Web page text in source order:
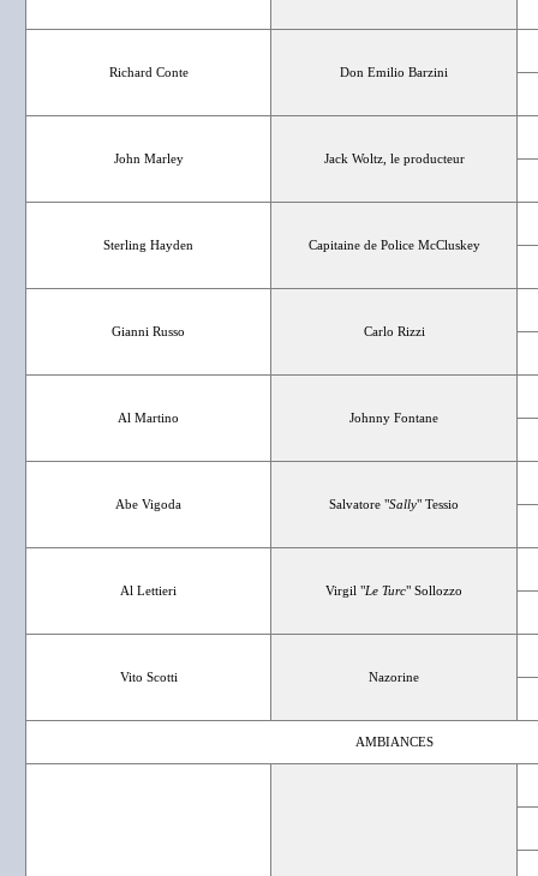
Richard Conte Don Emilio Barzini
John Marley Jack Woltz, le producteur
Sterling Hayden Capitaine de Police McCluskey
Gianni Russo Carlo Rizzi
Al Martino Johnny Fontane
Abe Vigoda Salvatore "Sally" Tessio
Al Lettieri Virgil "Le Turc" Sollozzo
Vito Scotti Nazorine
AMBIANCES